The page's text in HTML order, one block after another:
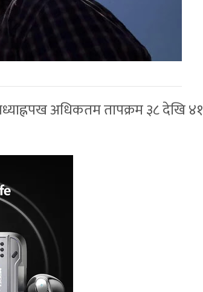
अधिकतम तापक्रम ३८ देखि ४१